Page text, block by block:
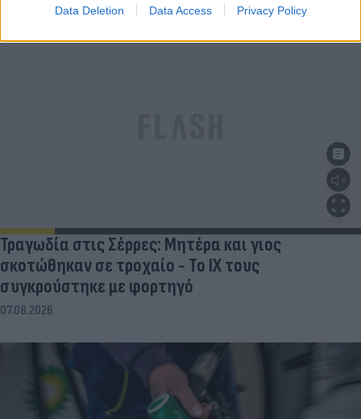
Data Deletion Data Access Privacy Policy
Τραγωδία στις Σέρρες: Μητέρα και γιος
σκοτώθηκαν σε τροχαίο - Το ΙΧ τους
συγκρούστηκε με φορτηγό
07.08.2026